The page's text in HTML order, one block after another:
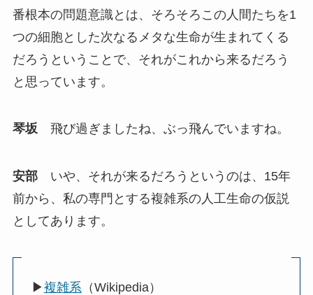
番根本の問題意識とは、そろそろこの人間たちを1
つの細胞とした次なるメタな生命が生まれてくる
だろうということで、それがこれから来るだろう
と思っています。
琴坂飛び過ぎましたね、ぶっ飛んでいますね。
安部いや、それが来るだろうというのは、15年
前から、私の専門とする複雑系の人工生命の仮説
としてあります。
▶複雑系 （Wikipedia）